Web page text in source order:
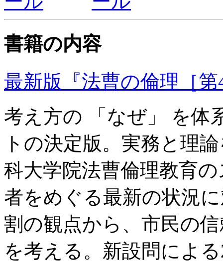
書籍の内容
最新版『法曹の倫理［第
考え方の 「なぜ」 を体
トの決定版。実務と理
科大学院法曹倫理教育
者をめぐる最新の状況
割の観点から、市民の
を考える。新設問によ